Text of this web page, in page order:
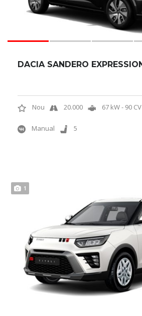
Nou 20.000 67 kW - 90 CV
Manual 5
1